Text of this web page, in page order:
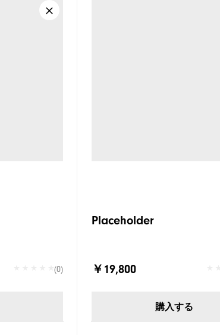
(0)
Placeholder
￥19,800
購入する